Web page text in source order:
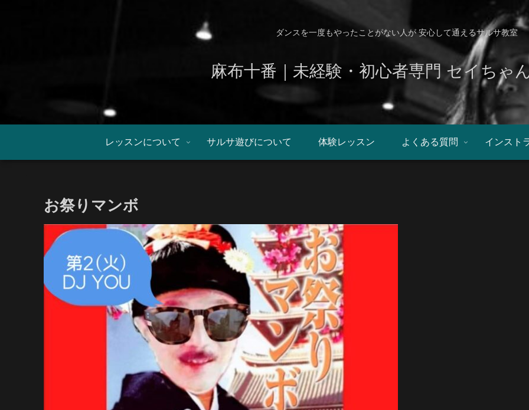
ダンスを一度もやったことがない人が 安心して通えるサルサ教室
麻布十番｜未経験・初心者専門 セイちゃ
レッスンについて サルサ遊びについて 体験レッスン よくある質問 インスト
お祭りマンボ